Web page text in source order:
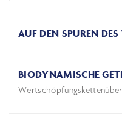
AUF DEN SPUREN DES
BIODYNAMISCHE